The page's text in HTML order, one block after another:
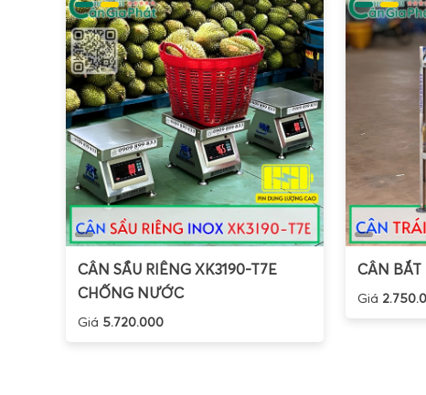
CÂN SẦU RIÊNG XK3190-T7E
CHỐNG NƯỚC
Giá 5.720.000
CÂN BẮT
Giá